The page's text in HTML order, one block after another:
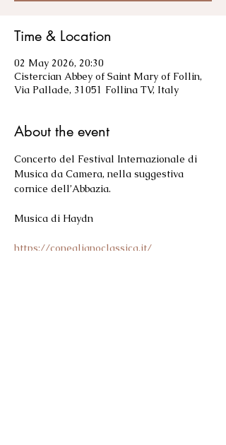
Time & Location
02 May 2026, 20:30
Cistercian Abbey of Saint Mary of Follin,
Via Pallade, 31051 Follina TV, Italy
About the event
Concerto del Festival Internazionale di
Musica da Camera, nella suggestiva
cornice dell’Abbazia.
Musica di Haydn
https://coneglianoclassica.it/